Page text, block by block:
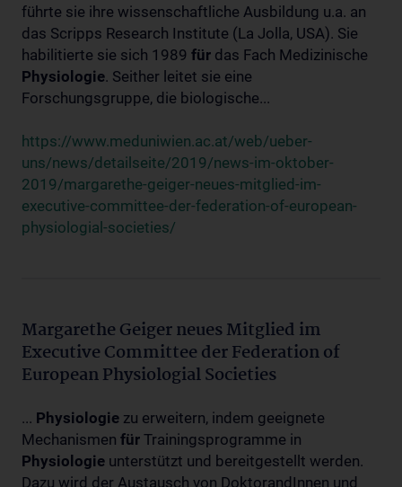
führte sie ihre wissenschaftliche Ausbildung u.a. an
das Scripps Research Institute (La Jolla, USA). Sie
habilitierte sie sich 1989 für das Fach Medizinische
Physiologie. Seither leitet sie eine
Forschungsgruppe, die biologische...
https://www.meduniwien.ac.at/web/ueber-
uns/news/detailseite/2019/news-im-oktober-
2019/margarethe-geiger-neues-mitglied-im-
executive-committee-der-federation-of-european-
physiologial-societies/
Margarethe Geiger neues Mitglied im
Executive Committee der Federation of
European Physiologial Societies
... Physiologie zu erweitern, indem geeignete
Mechanismen für Trainingsprogramme in
Physiologie unterstützt und bereitgestellt werden.
Dazu wird der Austausch von DoktorandInnen und